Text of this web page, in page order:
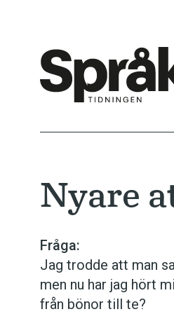
Nyare
Fråga:
Jag trodde att man
men nu har jag hört
från bönor till te?